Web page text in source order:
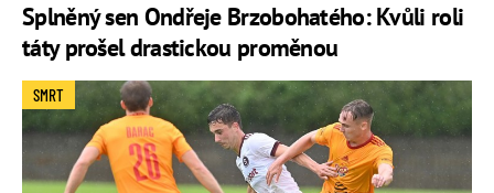
Splněný sen Ondřeje Brzobohatého: Kvůli roli
táty prošel drastickou proměnou
SMRT